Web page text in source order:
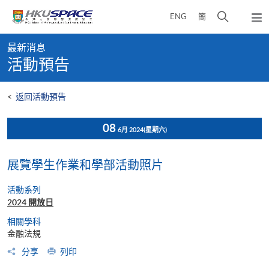
content
ENG 簡
開
彈
出
content
start
最新消息
活動預告
< 返回活動預告
08 6月 2024(星期六)
展覽學生作業和學部活動照片
活動系列
2024 開放日
相關學科
金融法規
分享
列印